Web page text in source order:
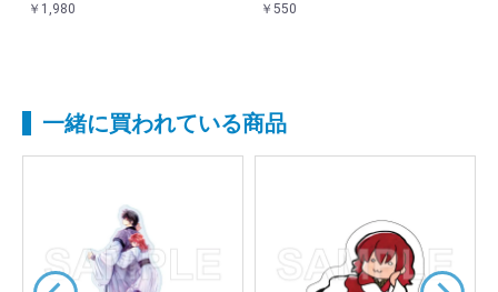
￥1,980 ￥550
一緒に買われている商品